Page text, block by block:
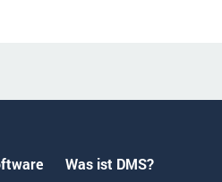
Was ist DMS?